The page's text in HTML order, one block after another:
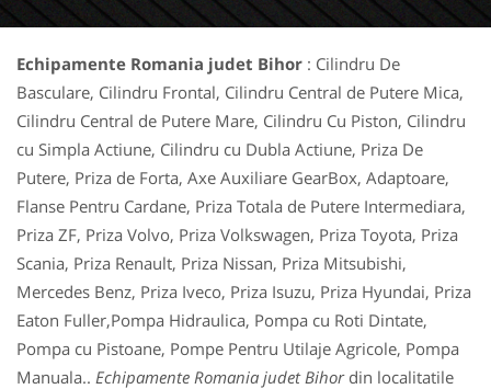
Echipamente Romania judet Bihor : Cilindru De
Basculare, Cilindru Frontal, Cilindru Central de Putere Mica,
Cilindru Central de Putere Mare, Cilindru Cu Piston, Cilindru
cu Simpla Actiune, Cilindru cu Dubla Actiune, Priza De
Putere, Priza de Forta, Axe Auxiliare GearBox, Adaptoare,
Flanse Pentru Cardane, Priza Totala de Putere Intermediara,
Priza ZF, Priza Volvo, Priza Volkswagen, Priza Toyota, Priza
Scania, Priza Renault, Priza Nissan, Priza Mitsubishi,
Mercedes Benz, Priza Iveco, Priza Isuzu, Priza Hyundai, Priza
Eaton Fuller,Pompa Hidraulica, Pompa cu Roti Dintate,
Pompa cu Pistoane, Pompe Pentru Utilaje Agricole, Pompa
Manuala.. Echipamente Romania judet Bihor din localitatile